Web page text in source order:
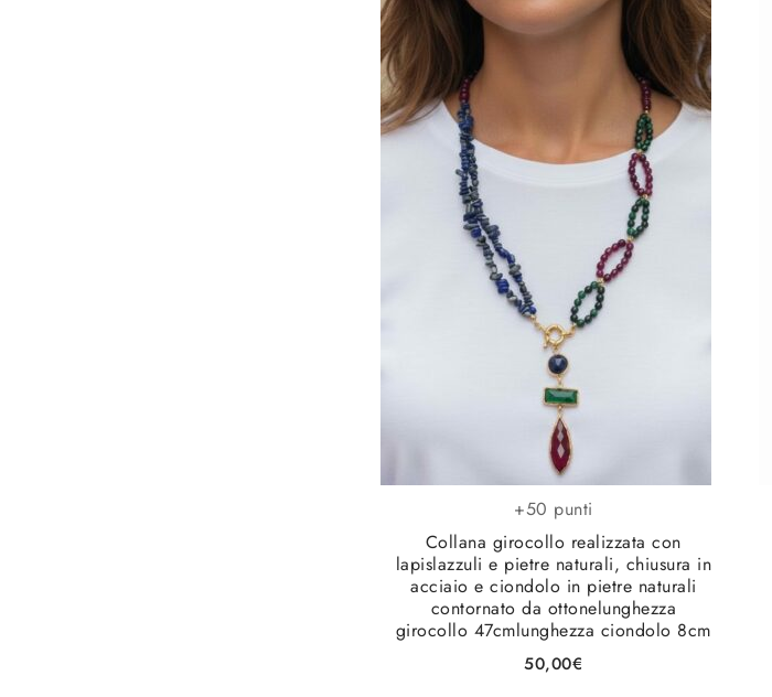
Aggiungi alla lista
+50 punti
Collana girocollo realizzata con
lapislazzuli e pietre naturali, chiusura in
acciaio e ciondolo in pietre naturali
contornato da ottonelunghezza
girocollo 47cmlunghezza ciondolo 8cm
50,00€